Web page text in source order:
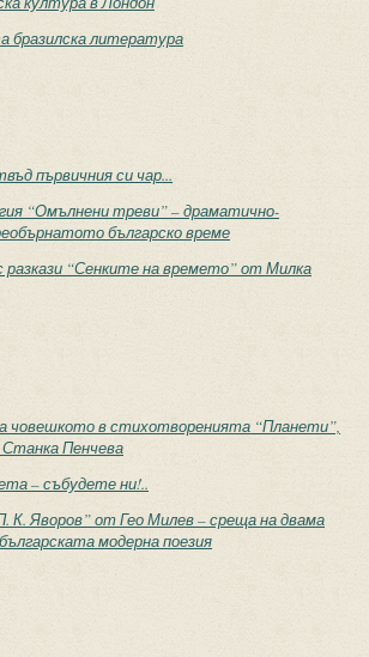
бразилска литература
първичния си чар...
“Омълнени треви” – драматично-
българско време
разкази “Сенките на времето” от Милка
човешкото в стихотворенията “Планети”,
Пенчева
– събудете ни!..
К. Яворов” от Гео Милев – среща на двама
модерна поезия